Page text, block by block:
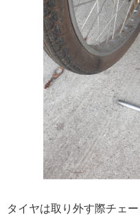
タイヤは取り外す際チェ